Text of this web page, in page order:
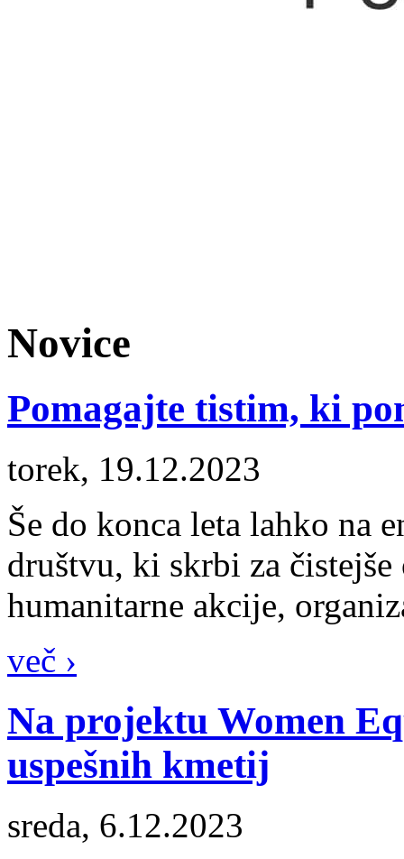
Novice
Pomagajte tistim, ki
torek, 19.12.2023
Še do konca leta lahko na
društvu, ki skrbi za
humanitarne akcije,
več ›
Na projektu Women
uspešnih kmetij
sreda, 6.12.2023